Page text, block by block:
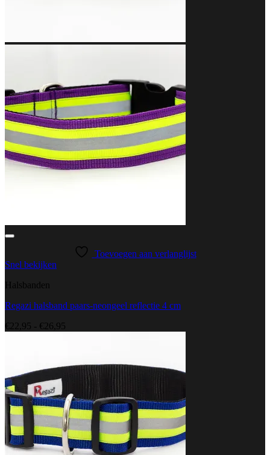
Toevoegen aan verlanglijst
Snel bekijken
Halsbanden
Regazi halsband paars-neongeel reflectie 4 cm
€ 22,95 - € 26,95